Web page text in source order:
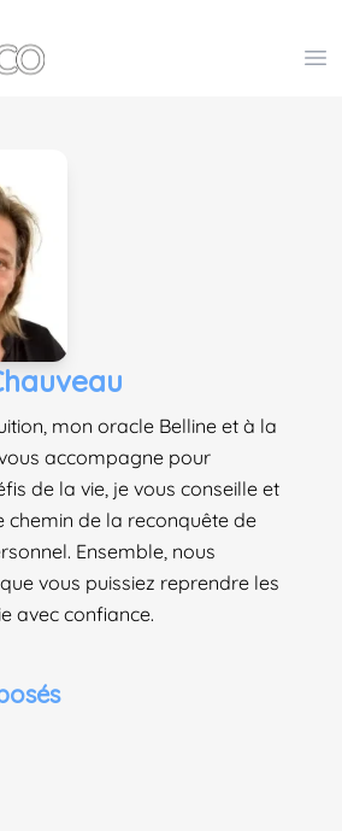
de Salons, Evénements et
mon oracle Belline et à la
accompagne pour
de la vie, je vous conseille et
chemin de la reconquête de
Ensemble, nous
vous puissiez reprendre les
avec confiance.